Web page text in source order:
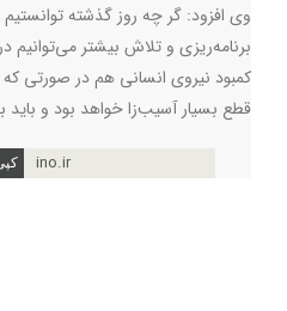
وی افزود: گر چه روز گذشته
برنامه‌ریزی و تلاش بیشتر می‌توانیم
کمبود نیروی انسانی هم در صورتی که
قطع بسیار آسیب‌زا خواهد بود و
ino.ir